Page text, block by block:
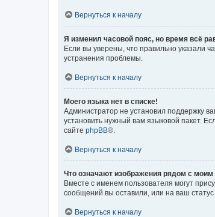
Вернуться к началу
Я изменил часовой пояс, но время всё
Если вы уверены, что правильно указали
устранения проблемы.
Вернуться к началу
Моего языка нет в списке!
Администратор не установил поддержку
установить нужный вам языковой пакет.
сайте phpBB®.
Вернуться к началу
Что означают изображения рядом с
Вместе с именем пользователя могут
сообщений вы оставили, или на ваш
Вернуться к началу